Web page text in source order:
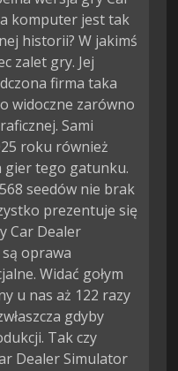
komputer jest tak
historii? W jakimś
zalet gry. Jej
firma taka
widoczne zarówno
Sami
roku również
gier tego gatunku.
seedów nie brak
prezentuje się
Car Dealer
oprawa
Widać gołym
u nas aż 122 razy
gdyby
Tak czy
Dealer Simulator